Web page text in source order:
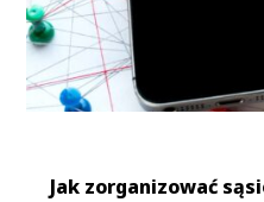
Jak zorganizować